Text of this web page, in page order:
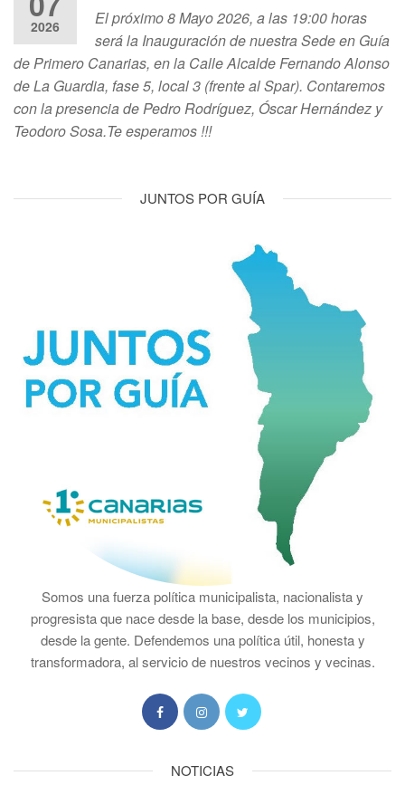
2026
El próximo 8 Mayo 2026, a las 19:00 horas
será la Inauguración de nuestra Sede en Guía
de Primero Canarias, en la Calle Alcalde Fernando Alonso
de La Guardia, fase 5, local 3 (frente al Spar). Contaremos
con la presencia de Pedro Rodríguez, Óscar Hernández y
Teodoro Sosa.Te esperamos !!!
JUNTOS POR GUÍA
Somos una fuerza política municipalista, nacionalista y
progresista que nace desde la base, desde los municipios,
desde la gente. Defendemos una política útil, honesta y
transformadora, al servicio de nuestros vecinos y vecinas.
NOTICIAS